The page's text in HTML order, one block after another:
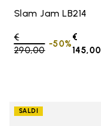
Slam Jam LB214
Price reduced from
€
290,00to
€
145,00
-50%
SALDI